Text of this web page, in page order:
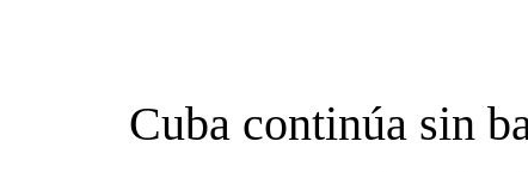
Cuba continúa sin